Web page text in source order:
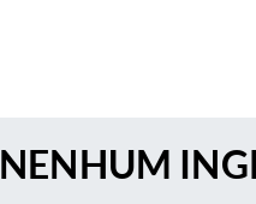
NENHUM